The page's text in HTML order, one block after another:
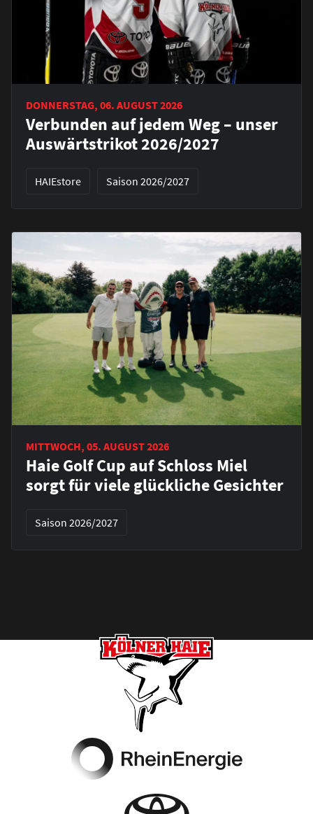
DONNERSTAG, 06. AUGUST 2026
Verbunden auf jedem Weg – unser
Auswärtstrikot 2026/2027
HAIEstore Saison 2026/2027
MITTWOCH, 05. AUGUST 2026
Haie Golf Cup auf Schloss Miel
sorgt für viele glückliche Gesichter
Saison 2026/2027